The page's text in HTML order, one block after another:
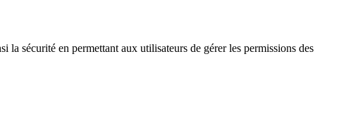
sécurité en permettant aux utilisateurs de gérer les permissions des